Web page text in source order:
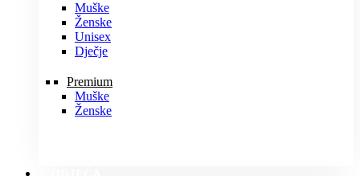
Muške
Ženske
Unisex
Dječje
Premium
Muške
Ženske